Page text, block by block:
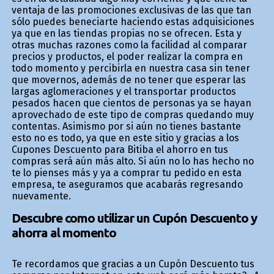
ventaja de las promociones exclusivas de las que tan
sólo puedes beneficiarte haciendo estas adquisiciones
ya que en las tiendas propias no se ofrecen. Esta y
otras muchas razones como la facilidad al comparar
precios y productos, el poder realizar la compra en
todo momento y percibirla en nuestra casa sin tener
que movernos, además de no tener que esperar las
largas aglomeraciones y el transportar productos
pesados hacen que cientos de personas ya se hayan
aprovechado de este tipo de compras quedando muy
contentas. Asimismo por si aún no tienes bastante
esto no es todo, ya que en este sitio y gracias a los
Cupones Descuento para Bitiba el ahorro en tus
compras será aún más alto. Si aún no lo has hecho no
te lo pienses más y ya a comprar tu pedido en esta
empresa, te aseguramos que acabarás regresando
nuevamente.
Descubre como utilizar un Cupón Descuento y
ahorra al momento
Te recordamos que gracias a un Cupón Descuento tus